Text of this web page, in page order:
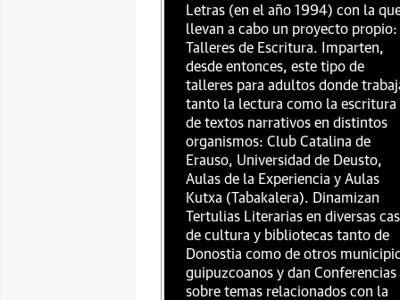
Letras (en el año 1994) con la
llevan a cabo un proyecto propio:
Talleres de Escritura. Imparten,
desde entonces, este tipo de
talleres para adultos donde
tanto la lectura como la escritura
de textos narrativos en distintos
organismos: Club Catalina de
Erauso, Universidad de Deusto,
Aulas de la Experiencia y Aulas
Kutxa (Tabakalera). Dinamizan
Tertulias Literarias en diversas
de cultura y bibliotecas tanto de
Donostia como de otros
guipuzcoanos y dan Conferencias
sobre temas relacionados con la